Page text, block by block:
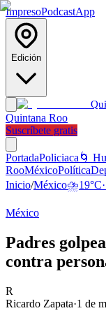
ImpresoPodcastApp
Edición
Quintana Roo
Suscríbete gratis
PortadaPoliciaca 🌀
RooMéxicoPolítica
Inicio/México⛈️19°C·
México
Padres
contra
R
Ricardo Zapata·1 de